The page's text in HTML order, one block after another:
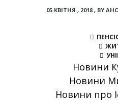
05 КВІТНЯ , 2018 , BY
Новини
Новини
Новини про